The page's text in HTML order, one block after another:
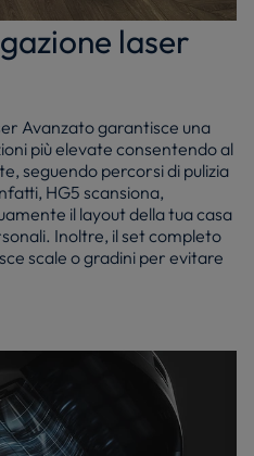
laser
Avanzato garantisce una
più elevate consentendo al
seguendo percorsi di pulizia
HG5 scansiona,
il layout della tua casa
Inoltre, il set completo
scale o gradini per evitare